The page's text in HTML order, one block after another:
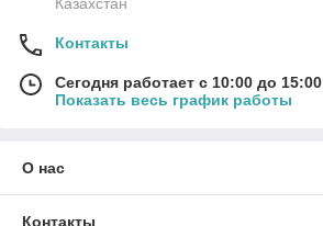
Контакты
Сегодня работает с 10:00 до 15:00
Показать весь график работы
О нас
Контакты